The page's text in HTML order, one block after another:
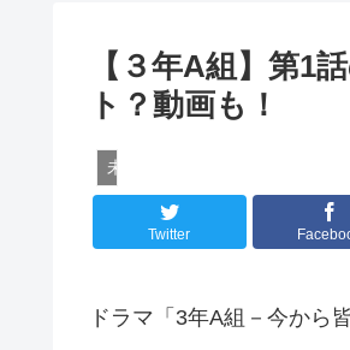
【３年A組】第1
ト？動画も！
未分類
Twitter
ドラマ「3年A組－今から